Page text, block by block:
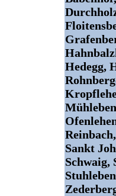
Hedegg,
Sankt
Schwaig,